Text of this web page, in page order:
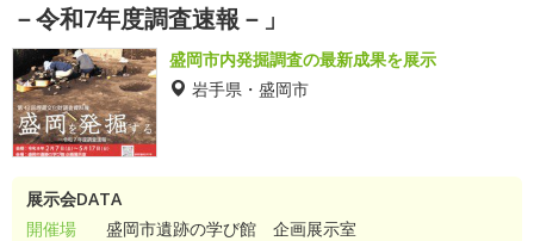
－令和7年度調査速報－」
盛岡市内発掘調査の最新成果を展示
岩手県・盛岡市
展示会DATA
開催場
盛岡市遺跡の学び館 企画展示室